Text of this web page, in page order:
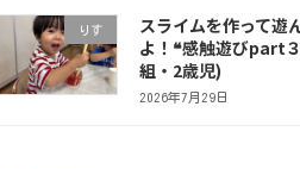
りす
スライムを作って遊
よ！❝感触遊びpart
組・2歳児)
2026年7月29日